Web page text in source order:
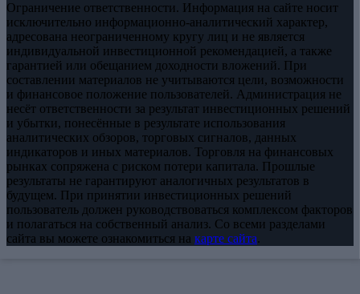
Ограничение ответственности. Информация на сайте носит
исключительно информационно-аналитический характер,
адресована неограниченному кругу лиц и не является
индивидуальной инвестиционной рекомендацией, а также
гарантией или обещанием доходности вложений. При
составлении материалов не учитываются цели, возможности
и финансовое положение пользователей. Администрация не
несёт ответственности за результат инвестиционных решений
и убытки, понесённые в результате использования
аналитических обзоров, торговых сигналов, данных
индикаторов и иных материалов. Торговля на финансовых
рынках сопряжена с риском потери капитала. Прошлые
результаты не гарантируют аналогичных результатов в
будущем. При принятии инвестиционных решений
пользователь должен руководствоваться комплексом факторов
и полагаться на собственный анализ. Со всеми разделами
сайта вы можете ознакомиться на карте сайта.